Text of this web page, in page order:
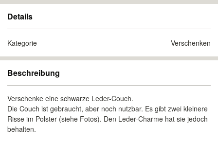
Details
Kategorie Verschenken
Beschreibung
Verschenke eine schwarze Leder-Couch.
Die Couch ist gebraucht, aber noch nutzbar. Es gibt zwei kleinere
Risse im Polster (siehe Fotos). Den Leder-Charme hat sie jedoch
behalten.